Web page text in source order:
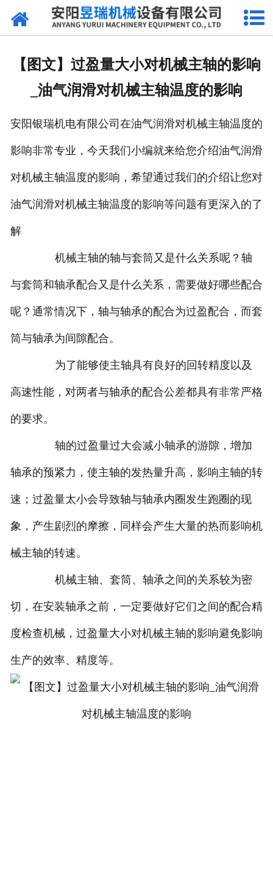
网站首页
联系我们
【图文】过盈量大小对机械主轴的影响
_油气润滑对机械主轴温度的影响
安阳银瑞机电有限公司在油气润滑对机械主轴温度的
影响非常专业，今天我们小编就来给您介绍油气润滑
对机械主轴温度的影响，希望通过我们的介绍让您对
油气润滑对机械主轴温度的影响等问题有更深入的了
解
机械主轴的轴与套筒又是什么关系呢？轴
与套筒和轴承配合又是什么关系，需要做好哪些配合
呢？通常情况下，轴与轴承的配合为过盈配合，而套
筒与轴承为间隙配合。
为了能够使主轴具有良好的回转精度以及
高速性能，对两者与轴承的配合公差都具有非常严格
的要求。
轴的过盈量过大会减小轴承的游隙，增加
轴承的预紧力，使主轴的发热量升高，影响主轴的转
速；过盈量太小会导致轴与轴承内圈发生跑圈的现
象，产生剧烈的摩擦，同样会产生大量的热而影响机
械主轴的转速。
机械主轴、套筒、轴承之间的关系较为密
切，在安装轴承之前，一定要做好它们之间的配合精
度检查机械，过盈量大小对机械主轴的影响避免影响
生产的效率、精度等。